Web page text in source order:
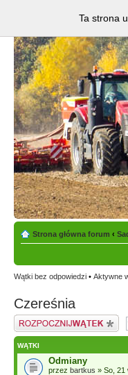
Strona główna forum ‹
Wątki bez odpowiedzi • Aktywne
Czereśnia
Napisz wątek
WĄTKI
Odmiany
przez bartkus » So, 21
Ta strona